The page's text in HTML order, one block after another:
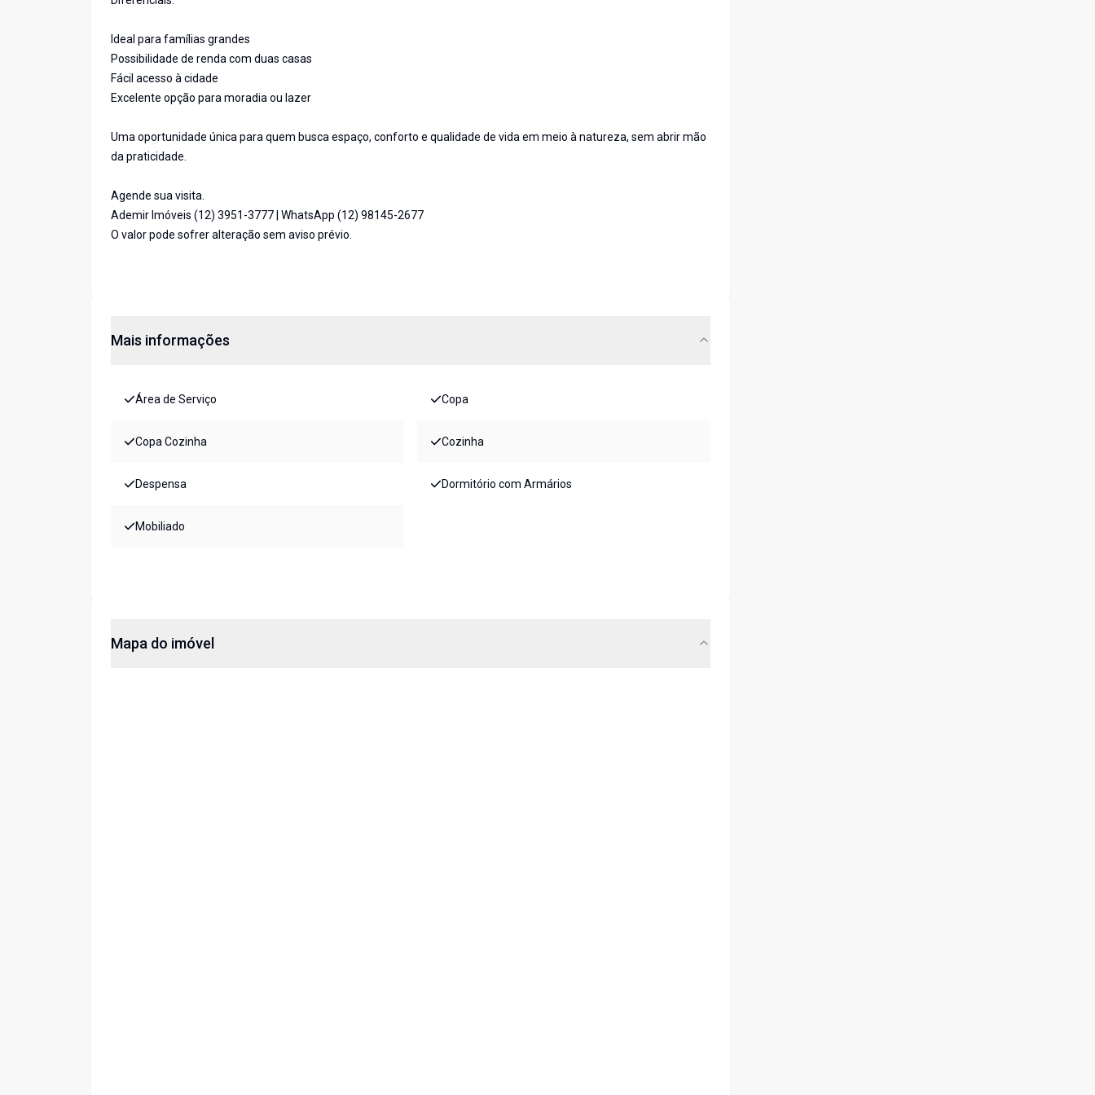
Ideal para famílias grandes
Possibilidade de renda com duas casas
Fácil acesso à cidade
Excelente opção para moradia ou lazer
Uma oportunidade única para quem busca espaço, conforto e qualidade de vida em meio à natureza, sem abrir mão
da praticidade.
Agende sua visita.
Ademir Imóveis (12) 3951-3777 | WhatsApp (12) 98145-2677
O valor pode sofrer alteração sem aviso prévio.
Mais informações
Área de Serviço Copa
Copa Cozinha Cozinha
Despensa Dormitório com Armários
Mobiliado
Mapa do imóvel